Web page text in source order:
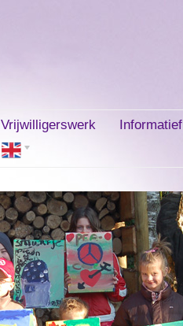
Vrijwilligerswerk
Informatief